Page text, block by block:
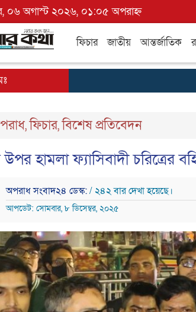
০৬ অগাস্ট ২০২৬, ০১:০৫ অপরাহ্ন
ফিচার জাতীয় আন্তর্জাতিক
,ফিচার,বিশেষ প্রতিবেদন
হামলা ফ্যাসিবাদী চরিত্রের
অপরাধ সংবাদ২৪ ডেস্ক:/ ২৪২ বার দেখা হয়েছে।
আপডেট: সোমবার, ৮ ডিসেম্বর, ২০২৫